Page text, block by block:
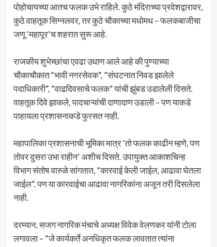
पोहोचायच्या आतच फलक उभे राहिले. कुठे मंदिराच्या प्रवेशद्वारावर,
कुठे वाहतूक सिग्नलवर, तर कुठे चौकाच्या मधोमध – फलकबाजीचा
जणू ‘महापूर’च शहरात सुरू आहे.
राजकीय शुभेच्छांचा एवढा उधाण आले आहे की पुण्याच्या
चौकाचौकात “भावी नगरसेवक”, “संघटनात निवड झालेले
पदाधिकारी”, “वाढदिवसाचे फलक” यांची झुंबड उडालेली दिसते.
वाहतूक दिवे झाकले, पादचाऱ्यांची दाणादाण उडाली – पण याकडे
पाहायला प्रशासनाकडे फुरसत नाही.
महापालिका प्रशासनाची भूमिका मात्र ‘तो फलक काढीन म्हणे, पण
तोवर दुसरा उभा राहीन’ अशीच दिसते. उपायुक्त आकाशचिन्ह
विभाग संतोष वारुळे सांगतात, “कारवाई केली जाईल, आढावा घेतला
जाईल”. पण या कारवाईचा आढावा नागरिकांना अजून तरी दिसलेला
नाही.
दरम्यान, सजग नागरिक मंचाचे अध्यक्ष विवेक वेलणकर यांनी टोला
लगावला – “जे कार्यकर्ते अनधिकृत फलक लावतात त्यांना